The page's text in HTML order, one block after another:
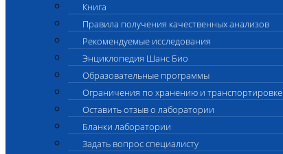
Книга
Правила получения качественных анализов
Рекомендуемые исследования
Энциклопедия Шанс Био
Образовательные программы
Ограничения по хранению и транспортировке
Оставить отзыв о лаборатории
Бланки лаборатории
Задать вопрос специалисту